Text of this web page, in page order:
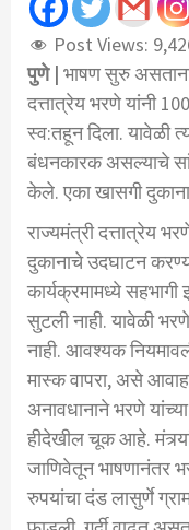
Post Views:
पुणे | भाषण सुरु
दत्तात्रेय भरणे यांनी
स्व:तहून दिला. यावेळी
बंधनकारक असल्याचे
केले. एका खासगी
राज्यमंत्री दत्तात्रेय
दुकानाचे उदघाटन
कार्यक्रमामध्ये सहभागी
सुटली नाही. यावेळी
नाही. आवश्यक
मास्क वापरा, असे
अनावधानाने भरणे
हीदेखील चूक आहे.
जाणिवेतून भाषणानंतर
रुपयांचा दंड लासुर्णे